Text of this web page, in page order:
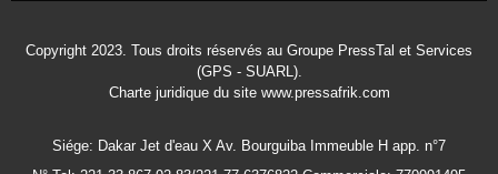
Copyright 2023. Tous droits réservés au Groupe PressTal et Services
(GPS - SUARL).
Charte juridiquedu site www.pressafrik.com
Siége: Dakar Jet d'eau X Av. Bourguiba Immeuble H app. n°7